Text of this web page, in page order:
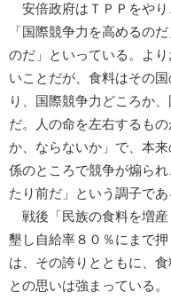
安倍政府はＴＰＰをやり
「国際競争力を高めるの
のだ」といっている。よ
いことだが、食料はその
り、国際競争力どころか
だ。人の命を左右するも
か、ならないか」で、本
係のところで競争が煽ら
たり前だ」という調子であ
戦後「民族の食料を増産
墾し自給率８０％にまで
は、その誇りとともに、
との思いは強まっている。